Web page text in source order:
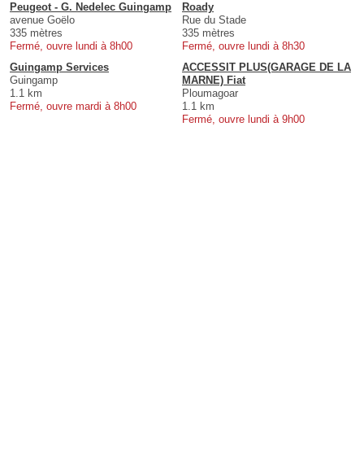
Peugeot - G. Nedelec Guingamp
avenue Goëlo
335 mètres
Fermé, ouvre lundi à 8h00
Roady
Rue du Stade
335 mètres
Fermé, ouvre lundi à 8h30
Guingamp Services
Guingamp
1.1 km
Fermé, ouvre mardi à 8h00
ACCESSIT PLUS(GARAGE DE LA
MARNE) Fiat
Ploumagoar
1.1 km
Fermé, ouvre lundi à 9h00